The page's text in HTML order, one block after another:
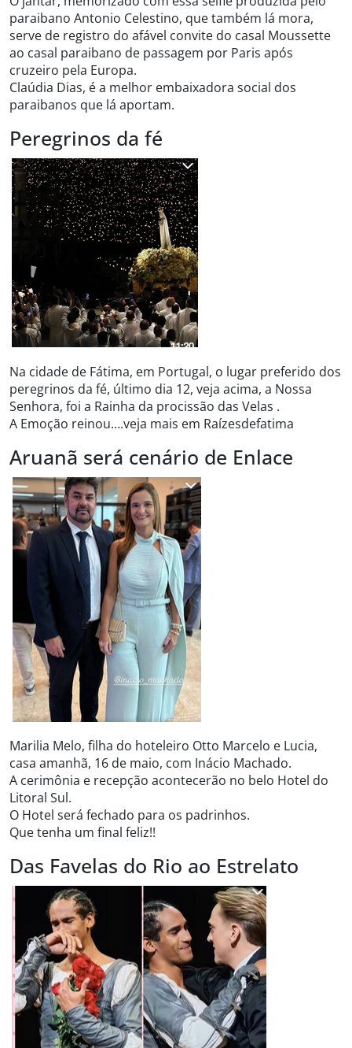
paraibano Antonio Celestino, que também lá mora,
serve de registro do afável convite do casal Moussette
ao casal paraibano de passagem por Paris após
cruzeiro pela Europa.
Claúdia Dias, é a melhor embaixadora social dos
paraibanos que lá aportam.
Peregrinos da fé
Na cidade de Fátima, em Portugal, o lugar preferido dos
peregrinos da fé, último dia 12, veja acima, a Nossa
Senhora, foi a Rainha da procissão das Velas .
A Emoção reinou….veja mais em Raízesdefatima
Aruanã será cenário de Enlace
Marilia Melo, filha do hoteleiro Otto Marcelo e Lucia,
casa amanhã, 16 de maio, com Inácio Machado.
A cerimônia e recepção acontecerão no belo Hotel do
Litoral Sul.
O Hotel será fechado para os padrinhos.
Que tenha um final feliz!!
Das Favelas do Rio ao Estrelato